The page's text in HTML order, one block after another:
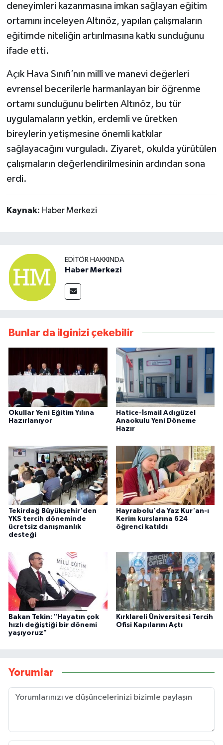
deneyimleri kazanmasına imkan sağlayan eğitim
ortamını inceleyen Altınöz, yapılan çalışmaların
eğitimde niteliğin artırılmasına katkı sunduğunu
ifade etti.
Açık Hava Sınıfı’nın millî ve manevi değerleri
evrensel becerilerle harmanlayan bir öğrenme
ortamı sunduğunu belirten Altınöz, bu tür
uygulamaların yetkin, erdemli ve üretken
bireylerin yetişmesine önemli katkılar
sağlayacağını vurguladı. Ziyaret, okulda yürütülen
çalışmaların değerlendirilmesinin ardından sona
erdi.
Kaynak: Haber Merkezi
EDITÖR HAKKINDA
Haber Merkezi
Bunlar da ilginizi çekebilir
Okullar Yeni Eğitim Yılına
Hazırlanıyor
Hatice-İsmail Adıgüzel
Anaokulu Yeni Döneme
Hazır
Tekirdağ Büyükşehir'den
YKS tercih döneminde
ücretsiz danışmanlık
desteği
Hayrabolu'da Yaz Kur'an-ı
Kerim kurslarına 624
öğrenci katıldı
Bakan Tekin: "Hayatın çok
hızlı değiştiği bir dönemi
yaşıyoruz"
Kırklareli Üniversitesi Tercih
Ofisi Kapılarını Açtı
Yorumlar